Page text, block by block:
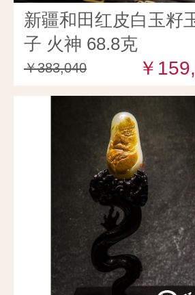
新疆和田红皮白玉籽
子 火神 68.8克
￥383,040 ￥